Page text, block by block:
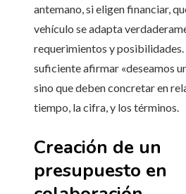
antemano, si eligen financiar,
vehículo se adapta
requerimientos y posibilidades.
suficiente afirmar «deseamos
sino que deben concretar en
tiempo, la cifra, y los términos.
Creación de un
presupuesto en